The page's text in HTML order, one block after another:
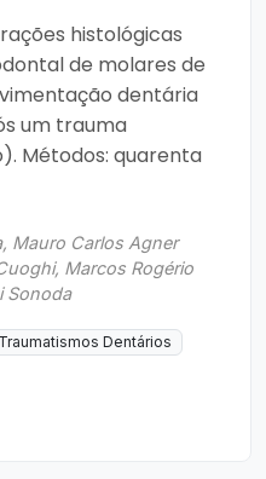
histológicas
de molares de
dentária
um trauma
Métodos: quarenta
Mauro Carlos Agner
Marcos Rogério
Sonoda
Traumatismos Dentários